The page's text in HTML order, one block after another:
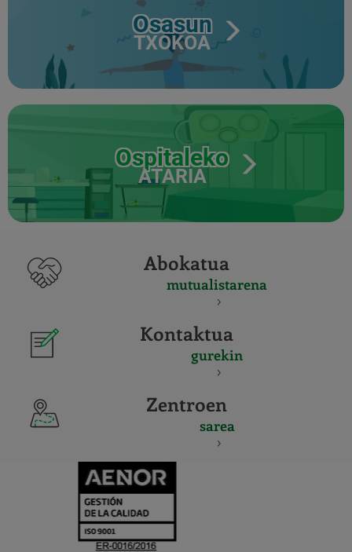
Osasun
TXOKOA
Ospitaleko
ATARIA
Abokatua
mutualistarena
Kontaktua
gurekin
Zentroen
sarea